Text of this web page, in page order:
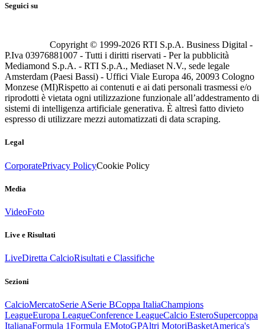
Seguici su
Copyright © 1999-2026 RTI S.p.A. Business Digital -
P.Iva 03976881007 - Tutti i diritti riservati - Per la pubblicità
Mediamond S.p.A. - RTI S.p.A., Mediaset N.V., sede legale
Amsterdam (Paesi Bassi) - Uffici Viale Europa 46, 20093 Cologno
Monzese (MI)Rispetto ai contenuti e ai dati personali trasmessi e/o
riprodotti è vietata ogni utilizzazione funzionale all’addestramento di
sistemi di intelligenza artificiale generativa. È altresì fatto divieto
espresso di utilizzare mezzi automatizzati di data scraping.
Legal
CorporatePrivacy PolicyCookie Policy
Media
VideoFoto
Live e Risultati
LiveDiretta CalcioRisultati e Classifiche
Sezioni
CalcioMercatoSerie ASerie BCoppa ItaliaChampions
LeagueEuropa LeagueConference LeagueCalcio EsteroSupercoppa
ItalianaFormula 1Formula EMotoGPAltri MotoriBasketAmerica's